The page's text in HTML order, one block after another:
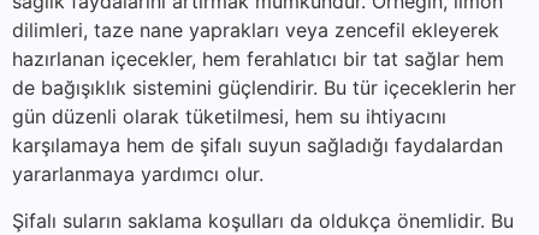
dilimleri, taze nane yaprakları veya zencefil ekleyerek
hazırlanan içecekler, hem ferahlatıcı bir tat sağlar hem
de bağışıklık sistemini güçlendirir. Bu tür içeceklerin her
gün düzenli olarak tüketilmesi, hem su ihtiyacını
karşılamaya hem de şifalı suyun sağladığı faydalardan
yararlanmaya yardımcı olur.
Şifalı suların saklama koşulları da oldukça önemlidir. Bu